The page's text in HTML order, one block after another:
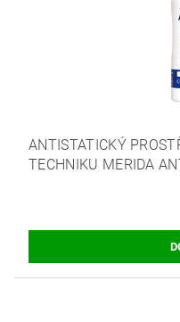
ANTISTATICKÝ
TECHNIKU MERIDA